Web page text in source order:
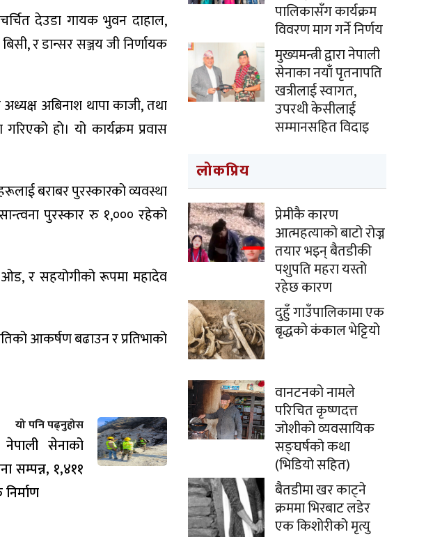
देउडा गायक भुवन दाहाल,
र डान्सर सञ्जय जी निर्णायक
अबिनाश थापा काजी, तथा
हो। यो कार्यक्रम प्रवास
बराबर पुरस्कारको व्यवस्था
पुरस्कार रु १,००० रहेको
ओड, र सहयोगीको रूपमा महादेव
आकर्षण बढाउन र प्रतिभाको
यो पनि पढ्नुहोस
सेनाको
सम्पन्न, १,४११
पालिकासँग कार्यक्रम
विवरण माग गर्ने निर्णय
मुख्यमन्त्री द्वारा नेपाली
सेनाका नयाँ पृतनापति
खत्रीलाई स्वागत,
उपरथी केसीलाई
सम्मानसहित विदाइ
लोकप्रिय
प्रेमीकै कारण
आत्महत्याको बाटो रोज्न
तयार भइन् बैतडीकी
पशुपति महरा यस्तो
रहेछ कारण
दुहुँ गाउँपालिकामा एक
बृद्धको कंकाल भेट्टियो
वानटनको नामले
परिचित कृष्णदत्त
जोशीको व्यवसायिक
सङ्घर्षको कथा
(भिडियो सहित)
बैतडीमा खर काट्ने
क्रममा भिरबाट लडेर
एक किशोरीको मृत्यु